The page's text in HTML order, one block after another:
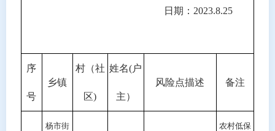
日期：2023.8.25
序
号
乡镇
村（社
区)
姓名(户
主）
风险点描述 备注
杨市街 农村低保